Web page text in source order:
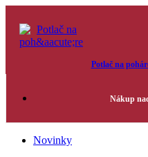
Potlač na
Nákup
Novinky